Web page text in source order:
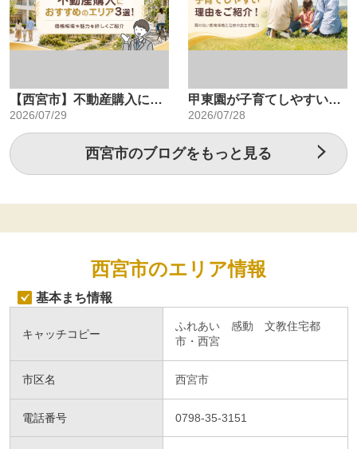
【西宮市】不動産購入におすすめのエリア3選！価格相場や魅力を詳しくご紹介
2026/07/29
甲東園が子育てしやすい理由をご紹介！質の高い教育環境と治安の良さが魅力
2026/07/28
西宮市のブログをもっと見る
西宮市のエリア情報
基本まち情報
キャッチコピー
ふれあい 感動 文教住宅都
市・西宮
市区名 西宮市
電話番号 0798-35-3151